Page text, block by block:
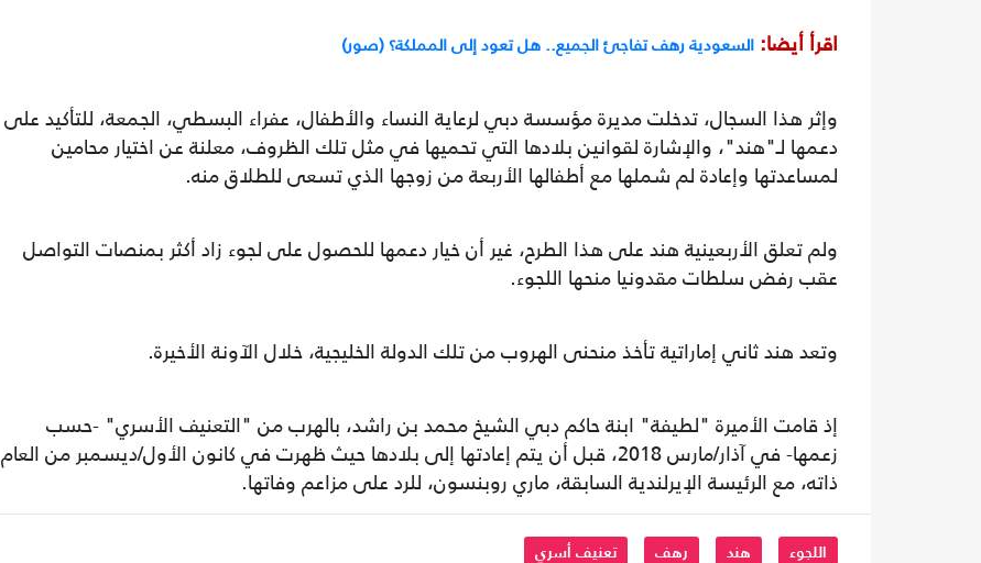
اقرأ أيضا: السعودية رهف تفاجئ الجميع.. هل تعود إلى المملكة؟ (صور)
وإثر هذا السجال، تدخلت مديرة مؤسسة دبي لرعاية النساء والأطفال، عفراء البسطي، الجمعة، للتأكيد على
دعمها لـ"هند"، والإشارة لقوانين بلادها التي تحميها في مثل تلك الظروف، معلنة عن اختيار محامين
لمساعدتها وإعادة لم شملها مع أطفالها الأربعة من زوجها الذي تسعى للطلاق منه.
ولم تعلق الأربعينية هند على هذا الطرح، غير أن خيار دعمها للحصول على لجوء زاد أكثر بمنصات التواصل
عقب رفض سلطات مقدونيا منحها اللجوء.
وتعد هند ثاني إماراتية تأخذ منحنى الهروب من تلك الدولة الخليجية، خلال الآونة الأخيرة.
إذ قامت الأميرة "لطيفة" ابنة حاكم دبي الشيخ محمد بن راشد، بالهرب من "التعنيف الأسري" -حسب
زعمها- في آذار/مارس 2018، قبل أن يتم إعادتها إلى بلادها حيث ظهرت في كانون الأول/ديسمبر من العام
ذاته، مع الرئيسة الإيرلندية السابقة، ماري روبنسون، للرد على مزاعم وفاتها.
اللجوء هند رهف تعنيف أسري